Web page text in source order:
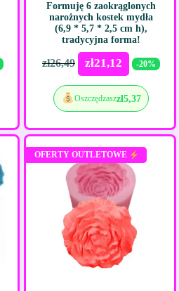
Formuję 6 zaokrąglonych
narożnych kostek mydła
(6,9 * 5,7 * 2,5 cm h),
tradycyjna forma!
zł26,49 zł21,12 -20%
Oszczędzaszzł5,37
OFERTY OUTLETOWE